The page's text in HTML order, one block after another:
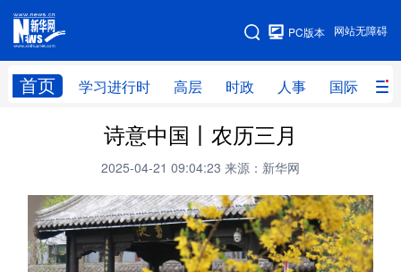
网站无障碍
PC版本
首页 学习进行时 高层 时政 人事 国际 财
网站地图
高层 时政
财经 网评
台湾 思客智库 全球连线 教育
科技 量子 体育
诗意中国丨农历三月
2025-04-21 09:04:23 来源：新华网